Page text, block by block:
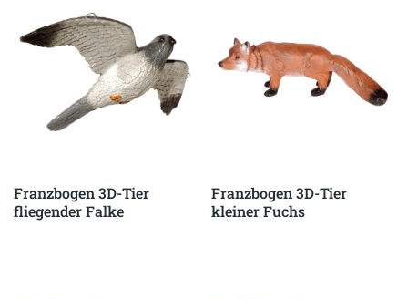
Franzbogen 3D-Tier
fliegender Falke
Franzbogen 3D-Tier
kleiner Fuchs